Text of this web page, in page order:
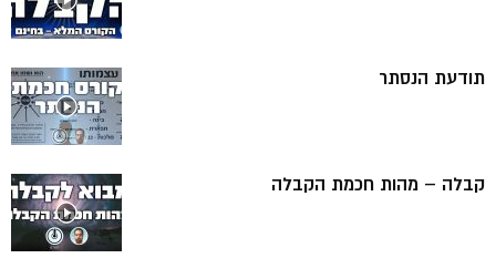
תודעת הנסתר
קבלה – מהות חכמת הקבלה